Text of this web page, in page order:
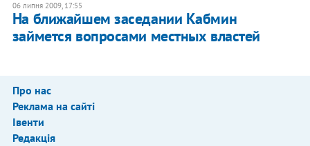
06 липня 2009, 17:55
На ближайшем заседании Кабмин
займется вопросами местных властей
Про нас
Реклама на сайті
Івенти
Редакція